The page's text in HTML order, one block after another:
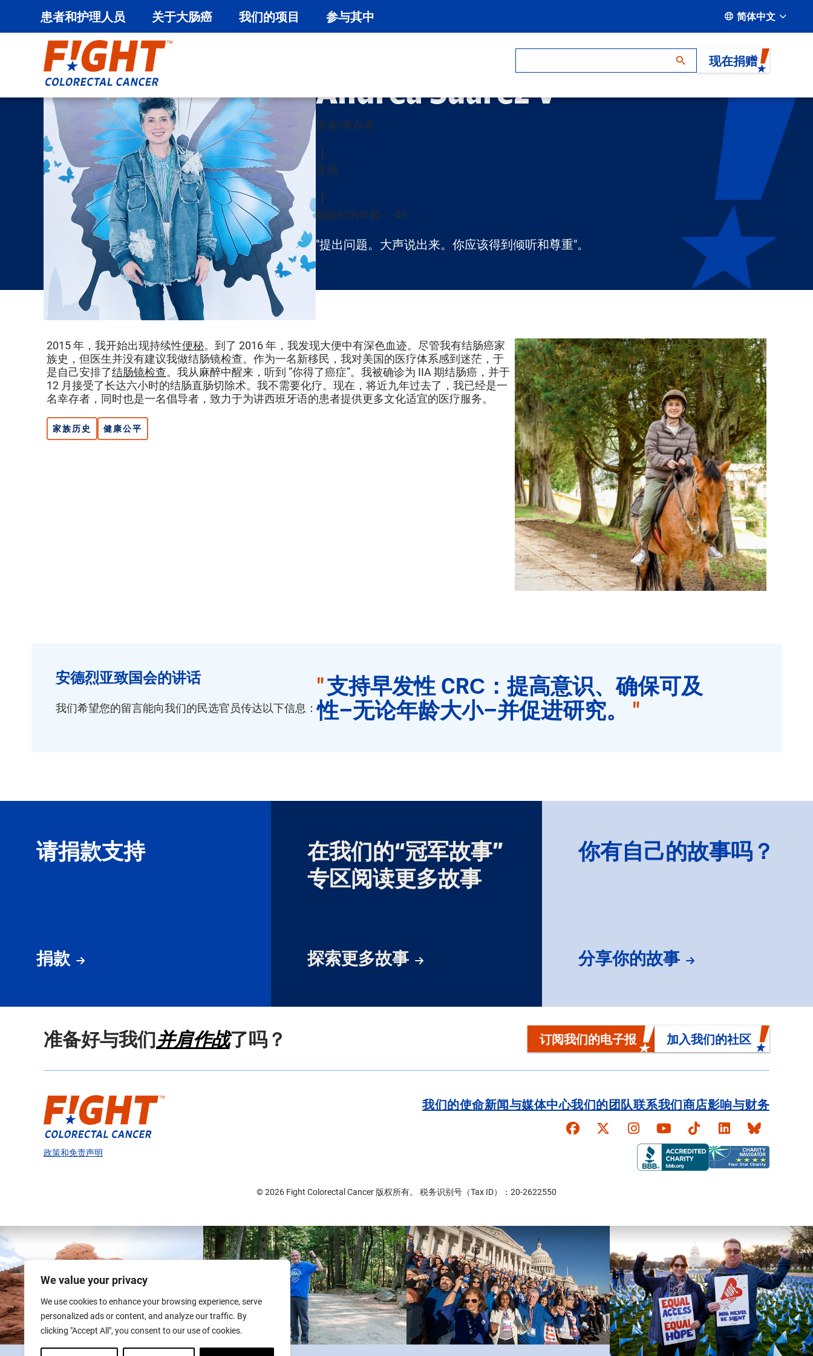
We value your privacy
We use cookies to enhance your browsing experience, serve
personalized ads or content, and analyze our traffic. By
clicking "Accept All", you consent to our use of cookies.
患者和护理人员 关于大肠癌 我们的项目 参与其中 简体中文
现在捐赠
Andrea Suarez V
患者/幸存者
直肠
确诊时的年龄： 43
"提出问题。大声说出来。你应该得到倾听和尊重"。
2015 年，我开始出现持续性便秘。到了 2016 年，我发现大便中有深色血迹。尽管我有结肠癌家
族史，但医生并没有建议我做结肠镜检查。作为一名新移民，我对美国的医疗体系感到迷茫，于
是自己安排了结肠镜检查。我从麻醉中醒来，听到 ”你得了癌症”。我被确诊为 IIA 期结肠癌，并于
12 月接受了长达六小时的结肠直肠切除术。我不需要化疗。现在，将近九年过去了，我已经是一
名幸存者，同时也是一名倡导者，致力于为讲西班牙语的患者提供更多文化适宜的医疗服务。
家族历史 健康公平
安德烈亚致国会的讲话
我们希望您的留言能向我们的民选官员传达以下信息：
"支持早发性 CRC：提高意识、确保可及
性–无论年龄大小–并促进研究。
"
请捐款支持
捐款
在我们的“冠军故事”
专区阅读更多故事
探索更多故事
你有自己的故事吗？
分享你的故事
准备好与我们并肩作战了吗？ 订阅我们的电子报 加入我们的社区
我们的使命新闻与媒体中心我们的团队联系我们商店影响与财务
Faceboook
X Instagram
YouTubeTikTokLinkedInBluesky
政策和免责声明
© 2026 Fight Colorectal Cancer 版权所有。 税务识别号（Tax ID）：20-2622550